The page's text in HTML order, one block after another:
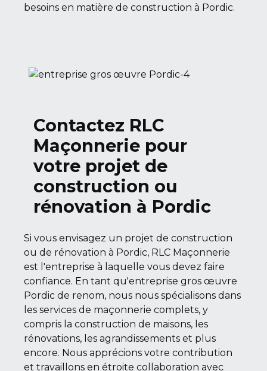
besoins en matière de construction à Pordic.
Contactez RLC
Maçonnerie pour
votre projet de
construction ou
rénovation à Pordic
Si vous envisagez un projet de construction
ou de rénovation à Pordic, RLC Maçonnerie
est l'entreprise à laquelle vous devez faire
confiance. En tant qu'entreprise gros œuvre
Pordic de renom, nous nous spécialisons dans
les services de maçonnerie complets, y
compris la construction de maisons, les
rénovations, les agrandissements et plus
encore. Nous apprécions votre contribution
et travaillons en étroite collaboration avec